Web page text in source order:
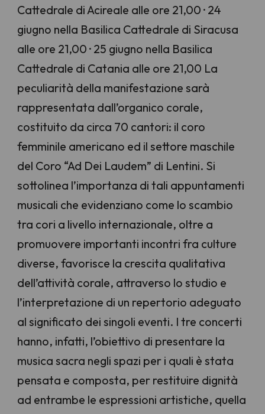
Cattedrale di Acireale alle ore 21,00 · 24
giugno nella Basilica Cattedrale di Siracusa
alle ore 21,00 · 25 giugno nella Basilica
Cattedrale di Catania alle ore 21,00 La
peculiarità della manifestazione sarà
rappresentata dall’organico corale,
costituito da circa 70 cantori: il coro
femminile americano ed il settore maschile
del Coro “Ad Dei Laudem” di Lentini. Si
sottolinea l’importanza di tali appuntamenti
musicali che evidenziano come lo scambio
tra cori a livello internazionale, oltre a
promuovere importanti incontri fra culture
diverse, favorisce la crescita qualitativa
dell’attività corale, attraverso lo studio e
l’interpretazione di un repertorio adeguato
al significato dei singoli eventi. I tre concerti
hanno, infatti, l’obiettivo di presentare la
musica sacra negli spazi per i quali è stata
pensata e composta, per restituire dignità
ad entrambe le espressioni artistiche, quella